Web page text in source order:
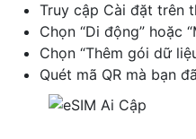
Truy cập Cài đặt trên
Chọn “Di động” hoặc
Chọn “Thêm gói dữ
Quét mã QR mà bạn